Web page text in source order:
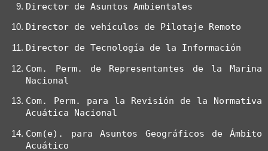
Director de Asuntos Ambientales
Director de vehículos de Pilotaje Remoto
Director de Tecnología de la Información
Com. Perm. de Representantes de la Marina
Nacional
Com. Perm. para la Revisión de la Normativa
Acuática Nacional
Com(e). para Asuntos Geográficos de Ámbito
Acuático